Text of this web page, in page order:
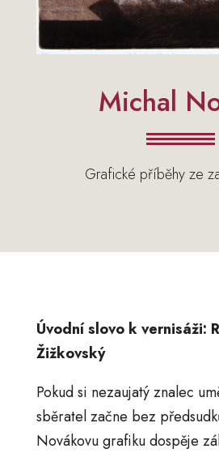
Michal
Grafické příběhy ze
Úvodní slovo k vernisáži:
Žižkovský
Pokud si nezaujatý znalec
sběratel začne bez
Novákovu grafiku dospěje